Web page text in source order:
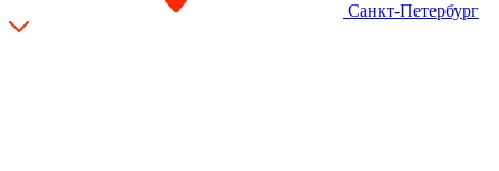
Санкт-Петербург